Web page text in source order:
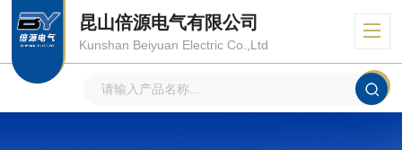
昆山倍源电气有限公司
Kunshan Beiyuan Electric Co.,Ltd